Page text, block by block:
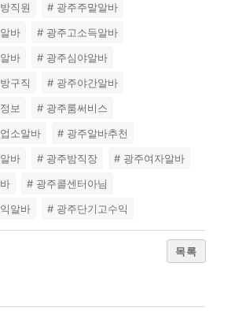
직원
# 광주주말알바
바
# 광주고소득알바
바
# 광주심야알바
구직
# 광주야간알바
보
# 광주룸써비스
소알바
# 광주알바추천
바
# 광주밤직장
# 광주여자알바
# 광주콜센터아님
알바
# 광주단기고수익
목록